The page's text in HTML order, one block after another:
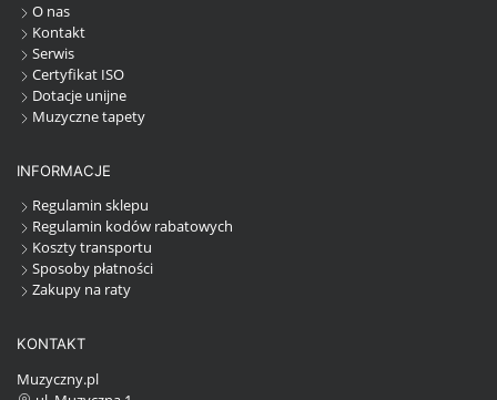
O nas
Kontakt
Serwis
Certyfikat ISO
Dotacje unijne
Muzyczne tapety
INFORMACJE
Regulamin sklepu
Regulamin kodów rabatowych
Koszty transportu
Sposoby płatności
Zakupy na raty
KONTAKT
Muzyczny.pl